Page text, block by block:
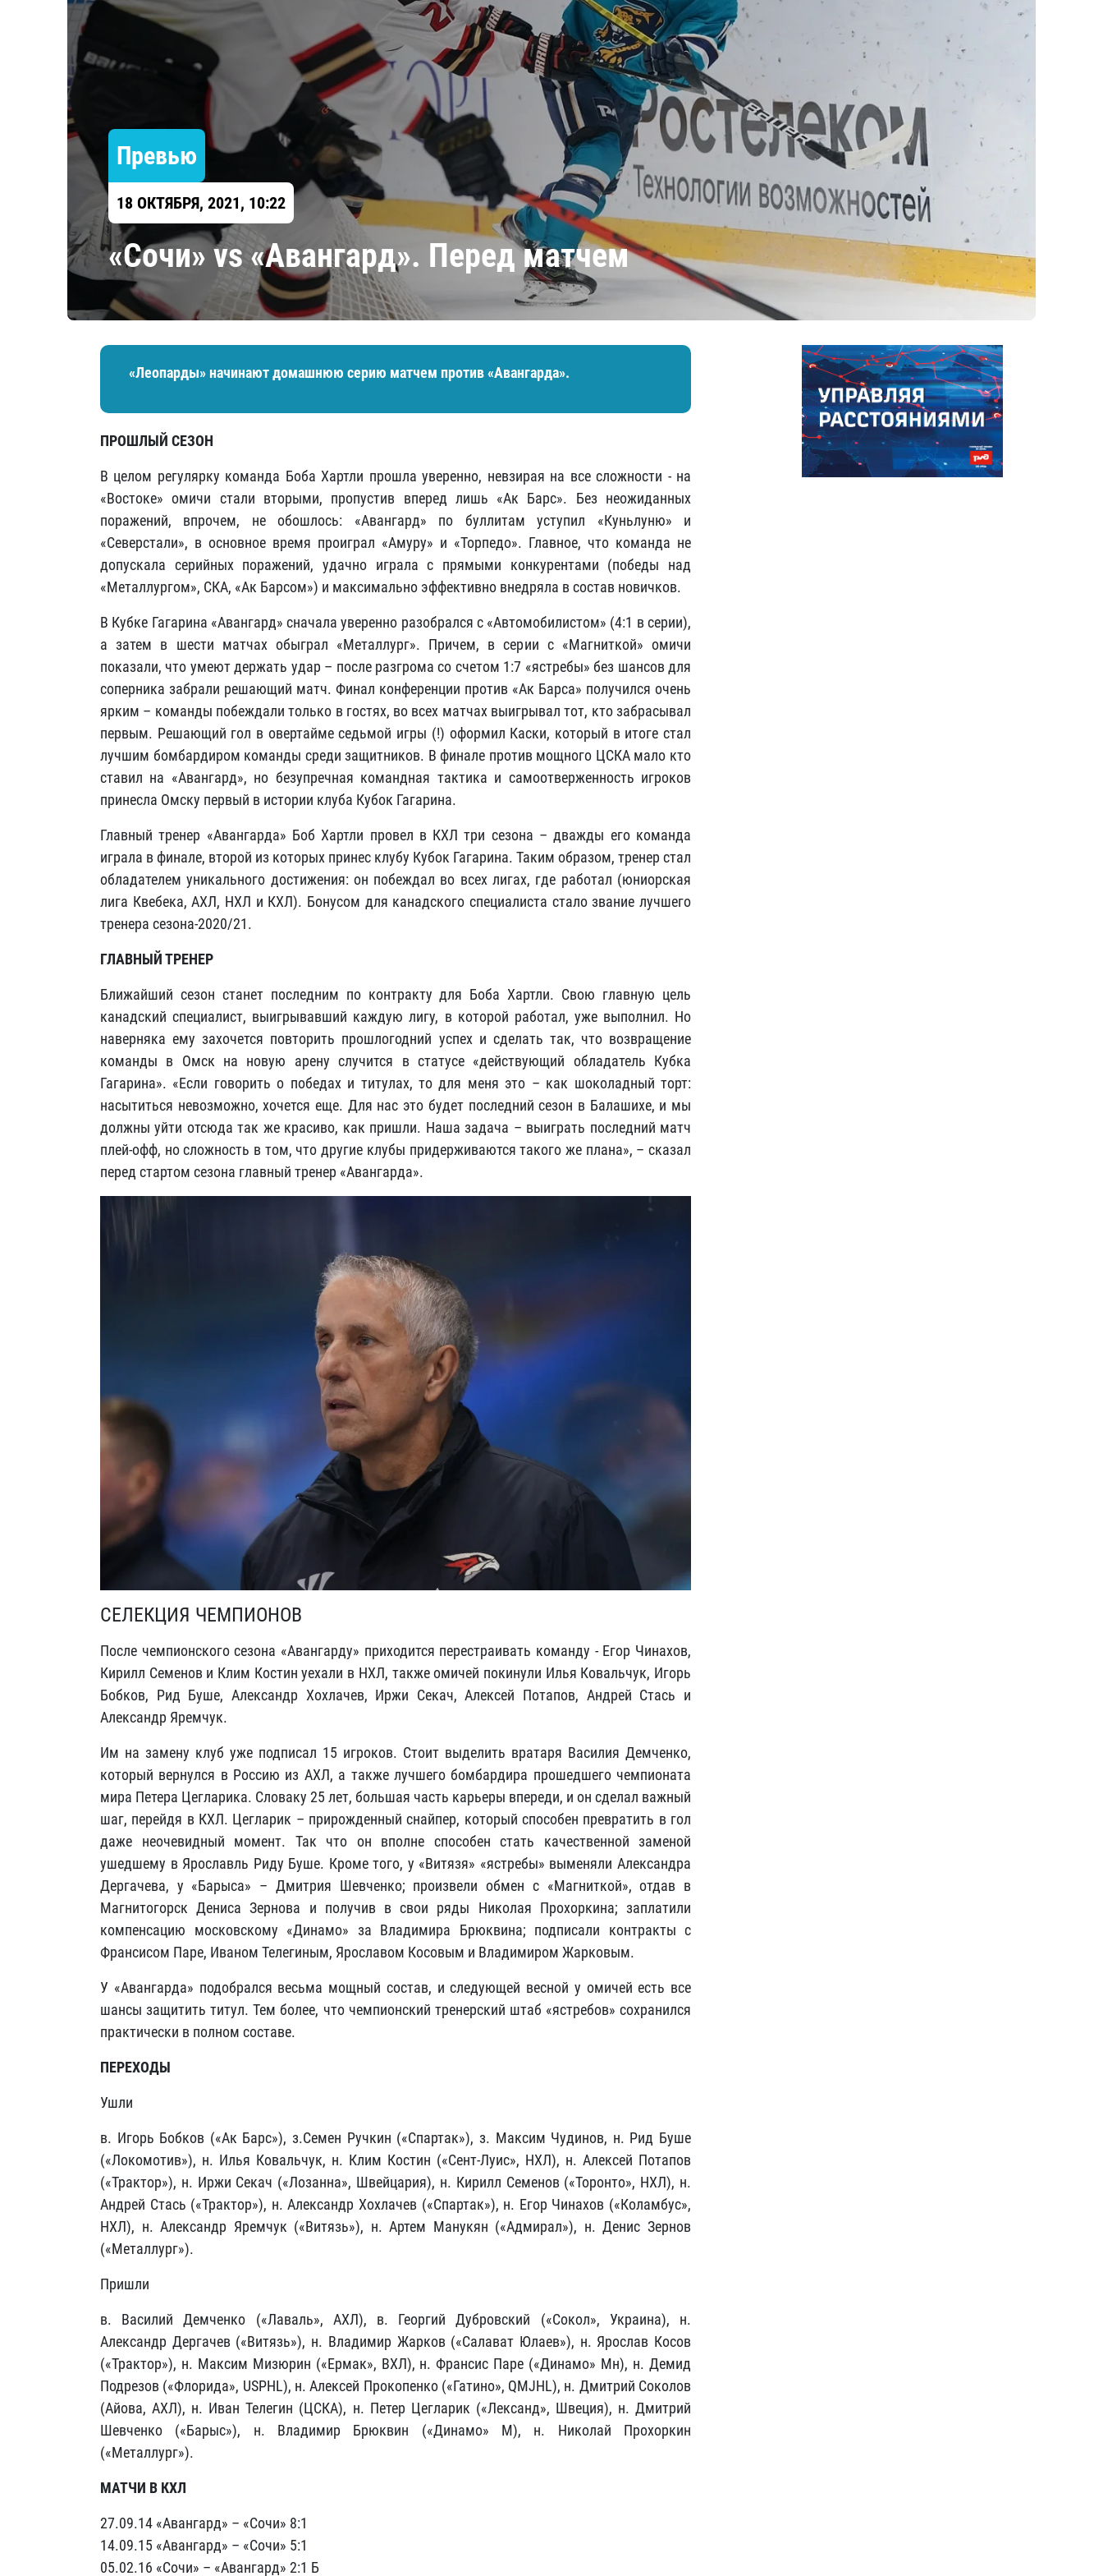
Локомотив
ЦСКА
Шанхайские Драконы
Амур
Барыс
Салават Юлаев
Сибирь
Превью
18 ОКТЯБРЯ, 2021, 10:22
«Сочи» vs «Авангард». Перед матчем
«Леопарды» начинают домашнюю серию матчем против «Авангарда».
ПРОШЛЫЙ СЕЗОН
В целом регулярку команда Боба Хартли прошла уверенно, невзирая на все сложности - на
«Востоке» омичи стали вторыми, пропустив вперед лишь «Ак Барс». Без неожиданных
поражений, впрочем, не обошлось: «Авангард» по буллитам уступил «Куньлуню» и
«Северстали», в основное время проиграл «Амуру» и «Торпедо». Главное, что команда не
допускала серийных поражений, удачно играла с прямыми конкурентами (победы над
«Металлургом», СКА, «Ак Барсом») и максимально эффективно внедряла в состав новичков.
В Кубке Гагарина «Авангард» сначала уверенно разобрался с «Автомобилистом» (4:1 в серии),
а затем в шести матчах обыграл «Металлург». Причем, в серии с «Магниткой» омичи
показали, что умеют держать удар – после разгрома со счетом 1:7 «ястребы» без шансов для
соперника забрали решающий матч. Финал конференции против «Ак Барса» получился очень
ярким – команды побеждали только в гостях, во всех матчах выигрывал тот, кто забрасывал
первым. Решающий гол в овертайме седьмой игры (!) оформил Каски, который в итоге стал
лучшим бомбардиром команды среди защитников. В финале против мощного ЦСКА мало кто
ставил на «Авангард», но безупречная командная тактика и самоотверженность игроков
принесла Омску первый в истории клуба Кубок Гагарина.
Главный тренер «Авангарда» Боб Хартли провел в КХЛ три сезона – дважды его команда
играла в финале, второй из которых принес клубу Кубок Гагарина. Таким образом, тренер стал
обладателем уникального достижения: он побеждал во всех лигах, где работал (юниорская
лига Квебека, АХЛ, НХЛ и КХЛ). Бонусом для канадского специалиста стало звание лучшего
тренера сезона-2020/21.
ГЛАВНЫЙ ТРЕНЕР
Ближайший сезон станет последним по контракту для Боба Хартли. Свою главную цель
канадский специалист, выигрывавший каждую лигу, в которой работал, уже выполнил. Но
наверняка ему захочется повторить прошлогодний успех и сделать так, что возвращение
команды в Омск на новую арену случится в статусе «действующий обладатель Кубка
Гагарина». «Если говорить о победах и титулах, то для меня это – как шоколадный торт:
насытиться невозможно, хочется еще. Для нас это будет последний сезон в Балашихе, и мы
должны уйти отсюда так же красиво, как пришли. Наша задача – выиграть последний матч
плей-офф, но сложность в том, что другие клубы придерживаются такого же плана», – сказал
перед стартом сезона главный тренер «Авангарда».
СЕЛЕКЦИЯ ЧЕМПИОНОВ
После чемпионского сезона «Авангарду» приходится перестраивать команду - Егор Чинахов,
Кирилл Семенов и Клим Костин уехали в НХЛ, также омичей покинули Илья Ковальчук, Игорь
Бобков, Рид Буше, Александр Хохлачев, Иржи Секач, Алексей Потапов, Андрей Стась и
Александр Яремчук.
Им на замену клуб уже подписал 15 игроков. Стоит выделить вратаря Василия Демченко,
который вернулся в Россию из АХЛ, а также лучшего бомбардира прошедшего чемпионата
мира Петера Цегларика. Словаку 25 лет, большая часть карьеры впереди, и он сделал важный
шаг, перейдя в КХЛ. Цегларик – прирожденный снайпер, который способен превратить в гол
даже неочевидный момент. Так что он вполне способен стать качественной заменой
ушедшему в Ярославль Риду Буше. Кроме того, у «Витязя» «ястребы» выменяли Александра
Дергачева, у «Барыса» – Дмитрия Шевченко; произвели обмен с «Магниткой», отдав в
Магнитогорск Дениса Зернова и получив в свои ряды Николая Прохоркина; заплатили
компенсацию московскому «Динамо» за Владимира Брюквина; подписали контракты с
Франсисом Паре, Иваном Телегиным, Ярославом Косовым и Владимиром Жарковым.
У «Авангарда» подобрался весьма мощный состав, и следующей весной у омичей есть все
шансы защитить титул. Тем более, что чемпионский тренерский штаб «ястребов» сохранился
практически в полном составе.
ПЕРЕХОДЫ
Ушли
в. Игорь Бобков («Ак Барс»), з.Семен Ручкин («Спартак»), з. Максим Чудинов, н. Рид Буше
(«Локомотив»), н. Илья Ковальчук, н. Клим Костин («Сент-Луис», НХЛ), н. Алексей Потапов
(«Трактор»), н. Иржи Секач («Лозанна», Швейцария), н. Кирилл Семенов («Торонто», НХЛ), н.
Андрей Стась («Трактор»), н. Александр Хохлачев («Спартак»), н. Егор Чинахов («Коламбус»,
НХЛ), н. Александр Яремчук («Витязь»), н. Артем Манукян («Адмирал»), н. Денис Зернов
(«Металлург»).
Пришли
в. Василий Демченко («Лаваль», АХЛ), в. Георгий Дубровский («Сокол», Украина), н.
Александр Дергачев («Витязь»), н. Владимир Жарков («Салават Юлаев»), н. Ярослав Косов
(«Трактор»), н. Максим Мизюрин («Ермак», ВХЛ), н. Франсис Паре («Динамо» Мн), н. Демид
Подрезов («Флорида», USPHL), н. Алексей Прокопенко («Гатино», QMJHL), н. Дмитрий Соколов
(Айова, АХЛ), н. Иван Телегин (ЦСКА), н. Петер Цегларик («Лександ», Швеция), н. Дмитрий
Шевченко («Барыс»), н. Владимир Брюквин («Динамо» М), н. Николай Прохоркин
(«Металлург»).
МАТЧИ В КХЛ
27.09.14 «Авангард» – «Сочи» 8:1
14.09.15 «Авангард» – «Сочи» 5:1
05.02.16 «Сочи» – «Авангард» 2:1 Б